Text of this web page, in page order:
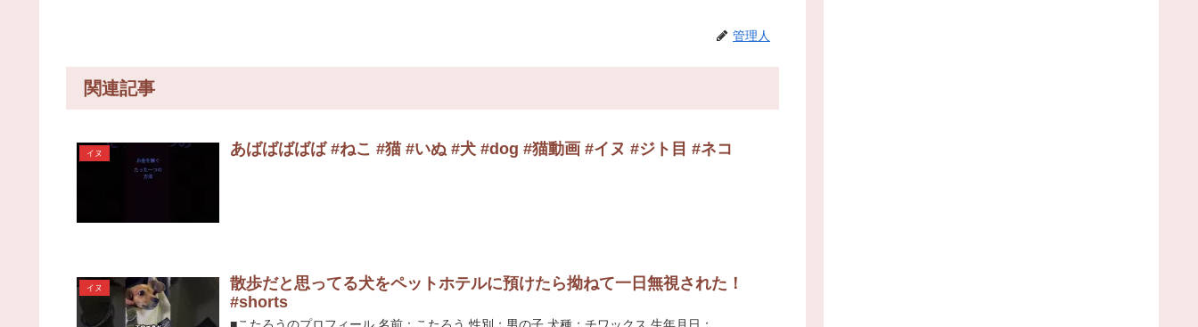
管理人
関連記事
イヌ あばばばばば #ねこ #猫 #いぬ #犬 #dog #猫動画 #イヌ #ジト目 #ネコ
イヌ
散歩だと思ってる犬をペットホテルに預けたら拗ねて一日無視された！
#shorts